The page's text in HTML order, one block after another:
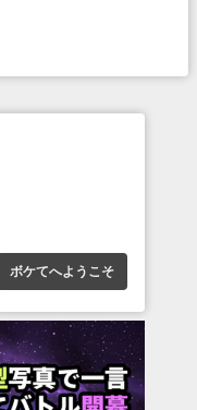
ボケてへようこそ